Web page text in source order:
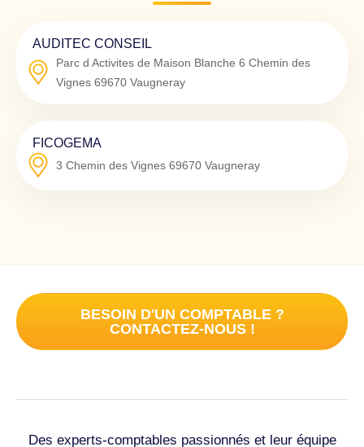
AUDITEC CONSEIL
Parc d Activites de Maison Blanche 6 Chemin des
Vignes 69670 Vaugneray
FICOGEMA
3 Chemin des Vignes 69670 Vaugneray
BESOIN D'UN COMPTABLE ?
CONTACTEZ-NOUS !
Des experts-comptables passionnés et leur équipe